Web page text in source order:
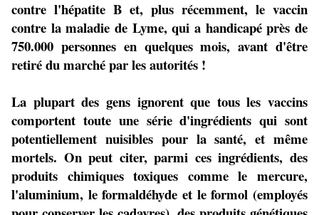
contre l'hépatite B et, plus récemment, le vaccin
contre la maladie de Lyme, qui a handicapé près de
750.000 personnes en quelques mois, avant d'être
retiré du marché par les autorités !
La plupart des gens ignorent que tous les vaccins
comportent toute une série d'ingrédients qui sont
potentiellement nuisibles pour la santé, et même
mortels. On peut citer, parmi ces ingrédients, des
produits chimiques toxiques comme le mercure,
l'aluminium, le formaldéhyde et le formol (employés